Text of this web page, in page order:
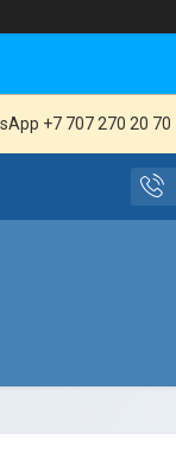
+7 707 270 20 70